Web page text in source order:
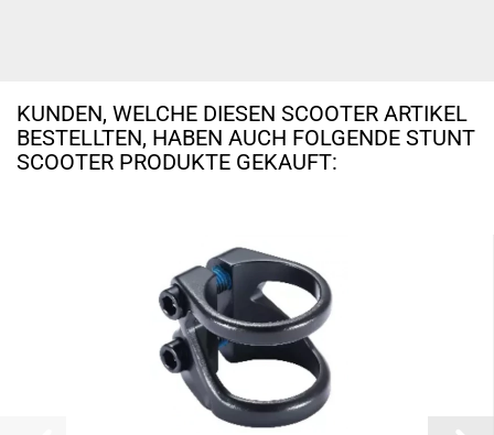
KUNDEN, WELCHE DIESEN SCOOTER ARTIKEL
BESTELLTEN, HABEN AUCH FOLGENDE STUNT
SCOOTER PRODUKTE GEKAUFT: